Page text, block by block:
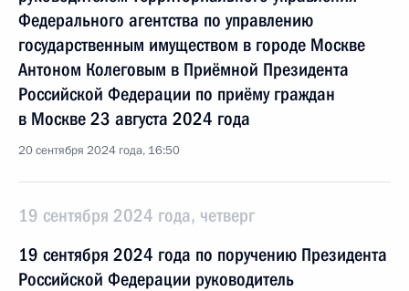
Федерального агентства по управлению
государственным имуществом в городе Москве
Антоном Колеговым в Приёмной Президента
Российской Федерации по приёму граждан
в Москве 23 августа 2024 года
20 сентября 2024 года, 16:50
19 сентября 2024 года, четверг
19 сентября 2024 года по поручению Президента
Российской Федерации руководитель